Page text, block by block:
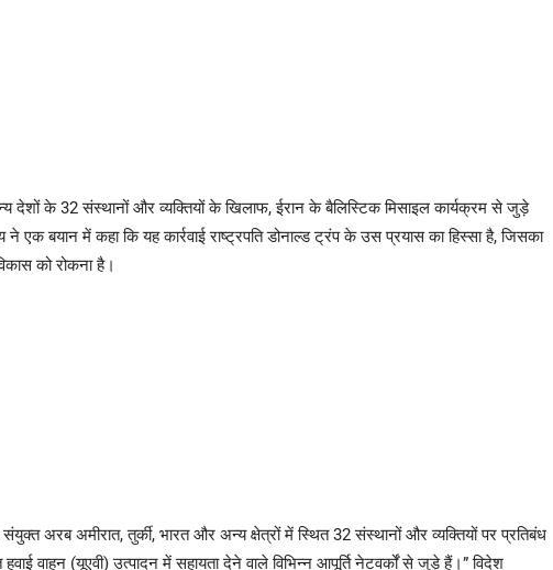
देशों के 32 संस्थानों और व्यक्तियों के खिलाफ, ईरान के बैलिस्टिक मिसाइल कार्यक्रम से जुड़े
एक बयान में कहा कि यह कार्रवाई राष्ट्रपति डोनाल्ड ट्रंप के उस प्रयास का हिस्सा है, जिसका
को रोकना है।
अरब अमीरात, तुर्की, भारत और अन्य क्षेत्रों में स्थित 32 संस्थानों और व्यक्तियों पर प्रतिबंध
वाहन (यूएवी) उत्पादन में सहायता देने वाले विभिन्न आपूर्ति नेटवर्कों से जुड़े हैं।” विदेश